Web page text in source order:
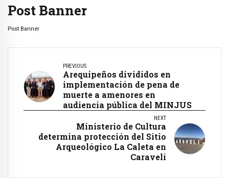
Post Banner
Post Banner
PREVIOUS
Arequipeños divididos en
implementación de pena de
muerte a amenores en
audiencia pública del MINJUS
NEXT
Ministerio de Cultura
determina protección del Sitio
Arqueológico La Caleta en
Caravelí